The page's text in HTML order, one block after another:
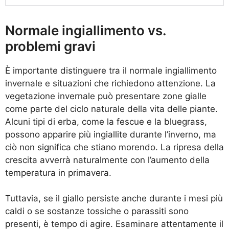
Normale ingiallimento vs.
problemi gravi
È importante distinguere tra il normale ingiallimento
invernale e situazioni che richiedono attenzione. La
vegetazione invernale può presentare zone gialle
come parte del ciclo naturale della vita delle piante.
Alcuni tipi di erba, come la fescue e la bluegrass,
possono apparire più ingiallite durante l’inverno, ma
ciò non significa che stiano morendo. La ripresa della
crescita avverrà naturalmente con l’aumento della
temperatura in primavera.
Tuttavia, se il giallo persiste anche durante i mesi più
caldi o se sostanze tossiche o parassiti sono
presenti, è tempo di agire. Esaminare attentamente il